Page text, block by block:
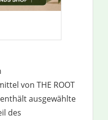
von THE ROOT
ausgewählte
des